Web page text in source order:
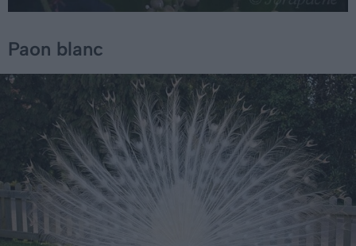
Paon blanc